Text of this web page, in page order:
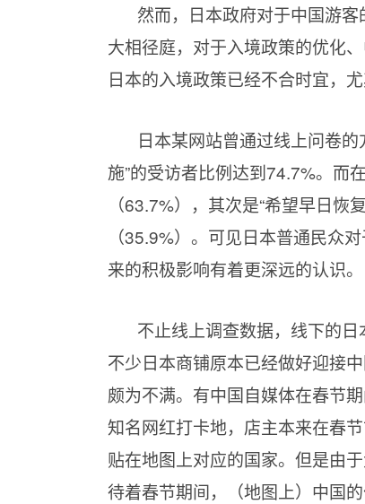
然而，日本政府对于中国游
大相径庭，对于入境政策的优化
日本的入境政策已经不合时宜，
日本某网站曾通过线上问卷
施”的受访者比例达到74.7%。而
（63.7%），其次是“希望早日
（35.9%）。可见日本普通民众
来的积极影响有着更深远的认识。
不止线上调查数据，线下的
不少日本商铺原本已经做好迎接
颇为不满。有中国自媒体在春节
知名网红打卡地，店主本来在春
贴在地图上对应的国家。但是由
待着春节期间，（地图上）中国